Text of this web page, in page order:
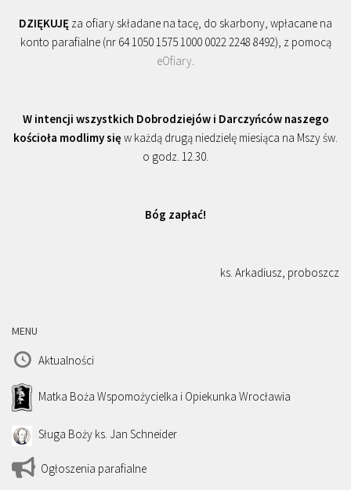
DZIĘKUJĘ za ofiary składane na tacę, do skarbony, wpłacane na
konto parafialne (nr 64 1050 1575 1000 0022 2248 8492), z pomocą
eOfiary.
W intencji wszystkich Dobrodziejów i Darczyńców naszego
kościoła modlimy się w każdą drugą niedzielę miesiąca na Mszy św.
o godz. 12.30.
Bóg zapłać!
ks. Arkadiusz, proboszcz
MENU
Aktualności
Matka Boża Wspomożycielka i Opiekunka Wrocławia
Sługa Boży ks. Jan Schneider
Ogłoszenia parafialne